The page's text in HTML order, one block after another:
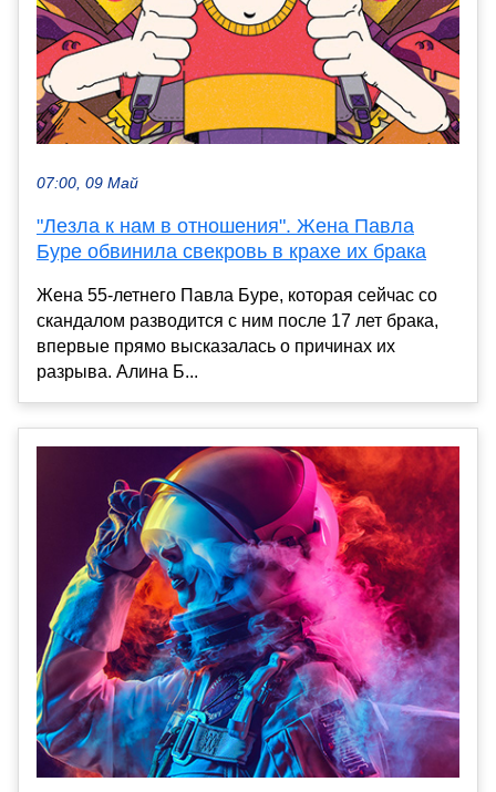
07:00, 09 Май
"Лезла к нам в отношения". Жена Павла
Буре обвинила свекровь в крахе их брака
Жена 55-летнего Павла Буре, которая сейчас со
скандалом разводится с ним после 17 лет брака,
впервые прямо высказалась о причинах их
разрыва. Алина Б...